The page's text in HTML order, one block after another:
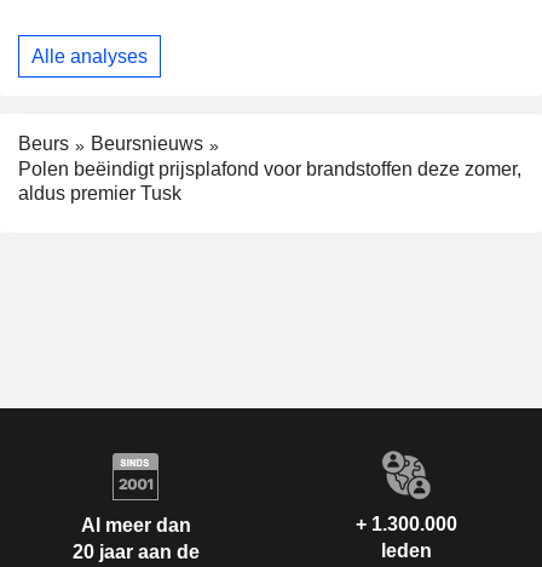
Alle analyses
Beurs
Beursnieuws
Polen beëindigt prijsplafond voor brandstoffen deze zomer,
aldus premier Tusk
Al meer dan
20 jaar aan de
+ 1.300.000
leden